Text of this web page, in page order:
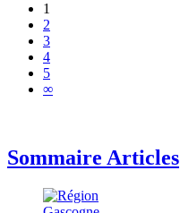
1
2
3
4
5
∞
Sommaire Articles